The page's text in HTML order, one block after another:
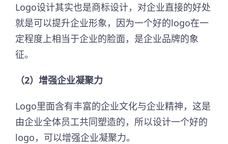
Logo设计其实也是商标设计，对企业直接的好处
就是可以提升企业形象，因为一个好的logo在一
定程度上相当于企业的脸面，是企业品牌的象
征。
（2）增强企业凝聚力
Logo里面含有丰富的企业文化与企业精神，这是
由企业全体员工共同塑造的，所以设计一个好的
logo，可以增强企业凝聚力。